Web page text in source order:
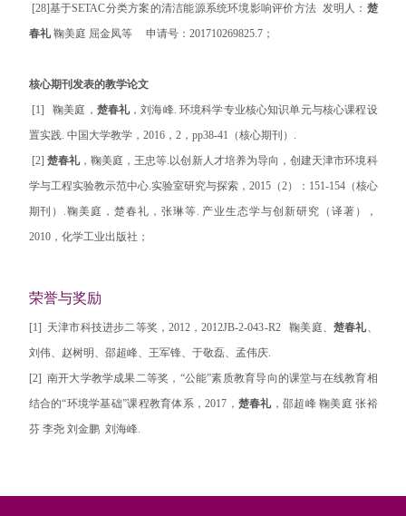
[28]基于SETAC分类方案的清洁能源系统环境影响评价方法 发明人： 楚
春礼鞠美庭 屈金凤等 申请号：201710269825.7；
核心期刊发表的教学论文
[1] 鞠美庭， 楚春礼，刘海峰. 环境科学专业核心知识单元与核心课程设
置实践. 中国大学教学，2016，2，pp38-41（核心期刊）.
[2] 楚春礼，鞠美庭，王忠等.以创新人才培养为导向，创建天津市环境科
学与工程实验教示范中心.实验室研究与探索，2015（2）：151-154（核心
期刊）.鞠美庭，楚春礼，张琳等. 产业生态学与创新研究（译著），
2010，化学工业出版社；
荣誉与奖励
[1] 天津市科技进步二等奖，2012，2012JB-2-043-R2 鞠美庭、 楚春礼、
刘伟、赵树明、邵超峰、王军锋、于敬磊、孟伟庆.
[2] 南开大学教学成果二等奖，“公能”素质教育导向的课堂与在线教育相
结合的“环境学基础”课程教育体系，2017， 楚春礼，邵超峰 鞠美庭 张裕
芬 李尧 刘金鹏 刘海峰.